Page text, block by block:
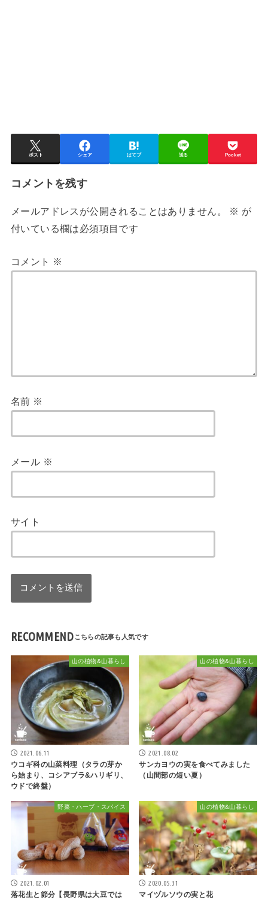
ポスト シェア はてブ 送る Pocket
コメントを残す
メールアドレスが公開されることはありません。 ※ が
付いている欄は必須項目です
コメント ※
名前 ※
メール ※
サイト
RECOMMEND
山の植物&山暮らし
2021.06.11
ウコギ科の山菜料理（タラの芽か
ら始まり、コシアブラ&ハリギリ、
ウドで終盤）
山の植物&山暮らし
2021.08.02
サンカヨウの実を食べてみました
（山間部の短い夏）
野菜・ハーブ・スパイス
2021.02.01
落花生と節分【長野県は大豆では
山の植物&山暮らし
2020.05.31
マイヅルソウの実と花